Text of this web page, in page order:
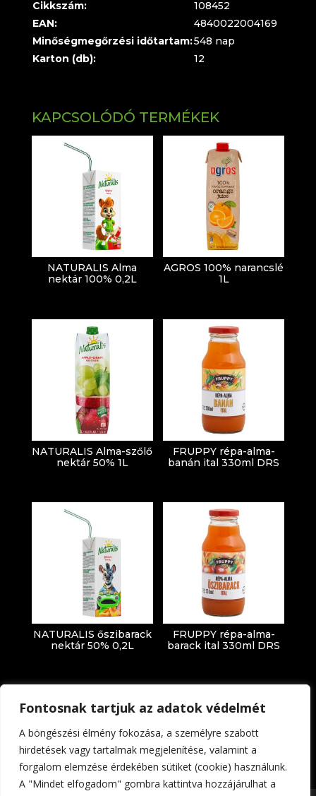
Fontosnak tartjuk az adatok védelmét
A böngészési élmény fokozása, a személyre szabott
hirdetések vagy tartalmak megjelenítése, valamint a
forgalom elemzése érdekében sütiket (cookie) használunk.
A "Mindet elfogadom" gombra kattintva hozzájárulhat a
Cikkszám:
108452
EAN:
4840022004169
Minőségmegőrzési időtartam:548 nap
Karton (db):
12
KAPCSOLÓDÓ TERMÉKEK
NATURALIS Alma
nektár 100% 0,2L
AGROS 100% narancslé
1L
NATURALIS Alma-szőlő
nektár 50% 1L
FRUPPY répa-alma-
banán ital 330ml DRS
NATURALIS őszibarack
nektár 50% 0,2L
FRUPPY répa-alma-
barack ital 330ml DRS
Impresszum Adatkezelési tájékoztató